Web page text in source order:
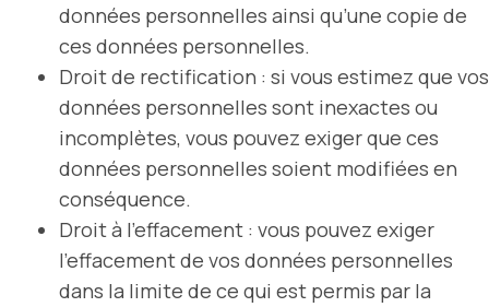
données personnelles ainsi qu’une copie de
ces données personnelles.
Droit de rectification : si vous estimez que vos
données personnelles sont inexactes ou
incomplètes, vous pouvez exiger que ces
données personnelles soient modifiées en
conséquence.
Droit à l’effacement : vous pouvez exiger
l’effacement de vos données personnelles
dans la limite de ce qui est permis par la